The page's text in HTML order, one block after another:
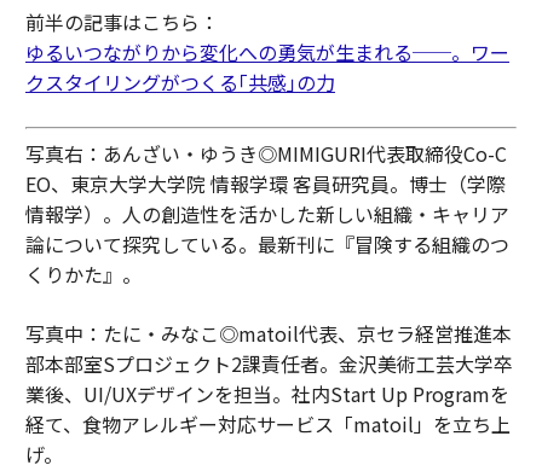
前半の記事はこちら：
ゆるいつながりから変化への勇気が生まれる──。ワー
クスタイリングがつくる｢共感｣の力
写真右：あんざい・ゆうき◎MIMIGURI代表取締役Co-C
EO、東京大学大学院 情報学環 客員研究員。博士（学際
情報学）。人の創造性を活かした新しい組織・キャリア
論について探究している。最新刊に『冒険する組織のつ
くりかた』。
写真中：たに・みなこ◎matoil代表、京セラ経営推進本
部本部室Sプロジェクト2課責任者。金沢美術工芸大学卒
業後、UI/UXデザインを担当。社内Start Up Programを
経て、食物アレルギー対応サービス「matoil」を立ち上
げ。